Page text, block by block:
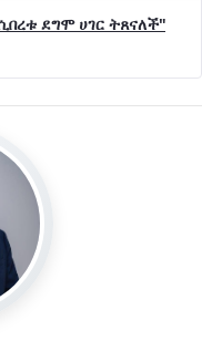
ደግሞ ሀገር ትጸናለች"-